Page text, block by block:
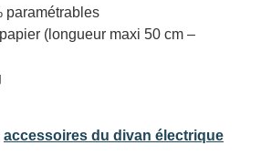
paramétrables
(longueur maxi 50 cm –
accessoires du divan électrique